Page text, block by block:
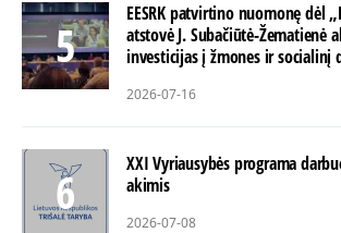
EESRK patvirtino nuomonę dėl
atstovė J. Subačiūtė-Žematienė
investicijas į žmones ir socialinį
2026-07-16
XXI Vyriausybės programa
akimis
2026-07-08